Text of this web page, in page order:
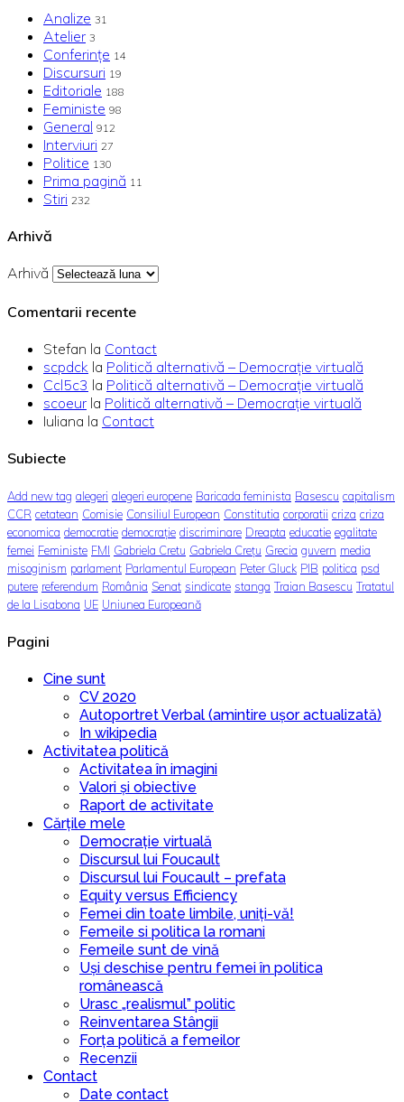
Analize 31
Atelier 3
Conferințe 14
Discursuri 19
Editoriale 188
Feministe 98
General 912
Interviuri 27
Politice 130
Prima pagină 11
Stiri 232
Arhivă
Arhivă
Comentarii recente
Stefan la Contact
scpdck la Politică alternativă – Democraţie virtuală
Ccl5c3 la Politică alternativă – Democraţie virtuală
scoeur la Politică alternativă – Democraţie virtuală
Iuliana la Contact
Subiecte
Add new tag alegeri alegeri europene Baricada feminista Basescu capitalism
CCR cetatean Comisie Consiliul European Constitutia corporatii criza criza
economica democratie democrație discriminare Dreapta educatie egalitate
femei Feministe FMI Gabriela Cretu Gabriela Crețu Grecia guvern media
misoginism parlament Parlamentul European Peter Gluck PIB politica psd
putere referendum România Senat sindicate stanga Traian Basescu Tratatul
de la Lisabona UE Uniunea Europeană
Pagini
Cine sunt
CV 2020
Autoportret Verbal (amintire ușor actualizată)
In wikipedia
Activitatea politică
Activitatea în imagini
Valori și obiective
Raport de activitate
Cărțile mele
Democrație virtuală
Discursul lui Foucault
Discursul lui Foucault – prefata
Equity versus Efficiency
Femei din toate limbile, uniți-vă!
Femeile si politica la romani
Femeile sunt de vină
Uși deschise pentru femei în politica
românească
Urasc „realismul” politic
Reinventarea Stângii
Forța politică a femeilor
Recenzii
Contact
Date contact